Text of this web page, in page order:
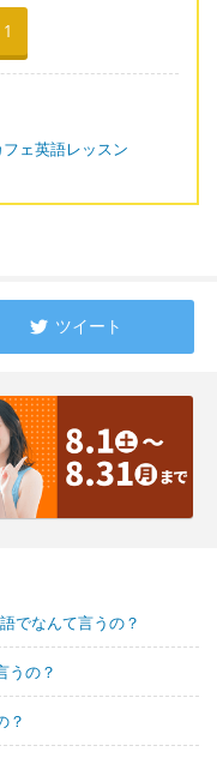
1
フェ英語レッスン
ツイート
でなんて言うの？
うの？
？